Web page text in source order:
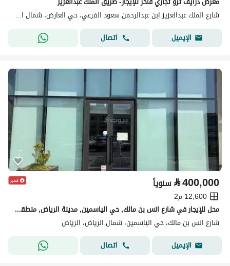
شارع الملك عبدالعزيز ابن عبدالرحمن سعود الفرعي، حي العارض، شمال الرياض، الرياض
الإيميل
اتصال
⃁400,000 سنوياً
12,600 م2
محل للإيجار في شارع انس بن مالك, حي الياسمين, مدينة الرياض, منطقة الرياض
شارع انس بن مالك، حي الياسمين، شمال الرياض، الرياض
الإيميل
اتصال